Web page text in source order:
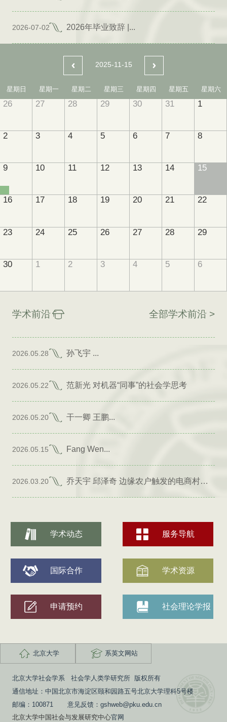
2026-07-02 2026年毕业致辞 |...
2025-11-15
星期日 星期一 星期二 星期三 星期四 星期五 星期六
26 27 28 29 30 31 1
2 3 4 5 6 7 8
9 10 11 12 13 14 15
16 17 18 19 20 21 22
23 24 25 26 27 28 29
30 1 2 3 4 5 6
学术前沿 全部学术前沿 >
2026.05.28 孙飞宇 ...
2026.05.22 范新光 对机器“同事”的社会学思考
2026.05.20 干一卿 王鹏...
2026.05.15 Fang Wen...
2026.03.20 乔天宇 邱泽奇 边缘农户触发的电商村形成
学术动态 服务导航
国际合作 学术资源
申请预约 社会理论学报
北京大学 系英文网站
北京大学社会学系 社会学人类学研究所 版权所有
通信地址：中国北京市海淀区颐和园路五号北京大学理科5号楼
邮编：100871 意见反馈：gshweb@pku.edu.cn
北京大学中国社会与发展研究中心官网